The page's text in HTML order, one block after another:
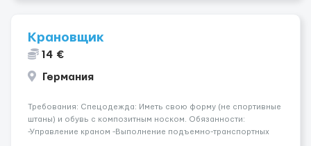
Крановщик
14 €
Германия
Требования: Спецодежда: Иметь свою форму (не спортивные
штаны) и обувь с композитным носком. Обязанности:
-Управление краном -Выполнение подъемно-транспортных